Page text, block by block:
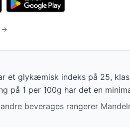
→
et glykæmisk indeks på 25,
på 1 per 100g har det en
beverages rangerer